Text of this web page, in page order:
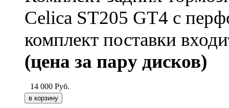
Celica ST205 GT4 с
комплект поставки
(цена за пару дисков)
14 000 Руб.